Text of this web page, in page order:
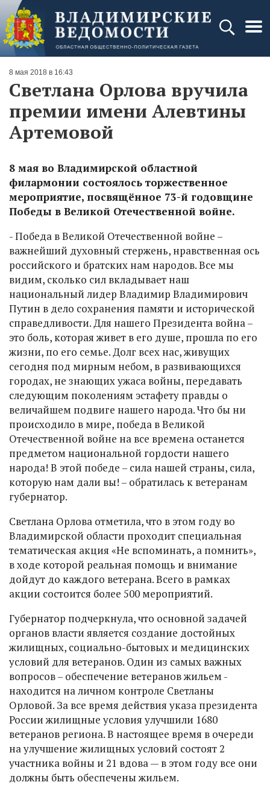
8 мая 2018 в 16:43
Светлана Орлова вручила
премии имени Алевтины
Артемовой
8 мая во Владимирской областной
филармонии состоялось торжественное
мероприятие, посвящённое 73-й годовщине
Победы в Великой Отечественной войне.
- Победа в Великой Отечественной войне –
важнейший духовный стержень, нравственная ось
российского и братских нам народов. Все мы
видим, сколько сил вкладывает наш
национальный лидер Владимир Владимирович
Путин в дело сохранения памяти и исторической
справедливости. Для нашего Президента война –
это боль, которая живет в его душе, прошла по его
жизни, по его семье. Долг всех нас, живущих
сегодня под мирным небом, в развивающихся
городах, не знающих ужаса войны, передавать
следующим поколениям эстафету правды о
величайшем подвиге нашего народа. Что бы ни
происходило в мире, победа в Великой
Отечественной войне на все времена останется
предметом национальной гордости нашего
народа! В этой победе – сила нашей страны, сила,
которую нам дали вы! – обратилась к ветеранам
губернатор.
Светлана Орлова отметила, что в этом году во
Владимирской области проходит специальная
тематическая акция «Не вспоминать, а помнить»,
в ходе которой реальная помощь и внимание
дойдут до каждого ветерана. Всего в рамках
акции состоится более 500 мероприятий.
Губернатор подчеркнула, что основной задачей
органов власти является создание достойных
жилищных, социально-бытовых и медицинских
условий для ветеранов. Один из самых важных
вопросов – обеспечение ветеранов жильем -
находится на личном контроле Светланы
Орловой. За все время действия указа президента
России жилищные условия улучшили 1680
ветеранов региона. В настоящее время в очереди
на улучшение жилищных условий состоят 2
участника войны и 21 вдова — в этом году все они
должны быть обеспечены жильем.